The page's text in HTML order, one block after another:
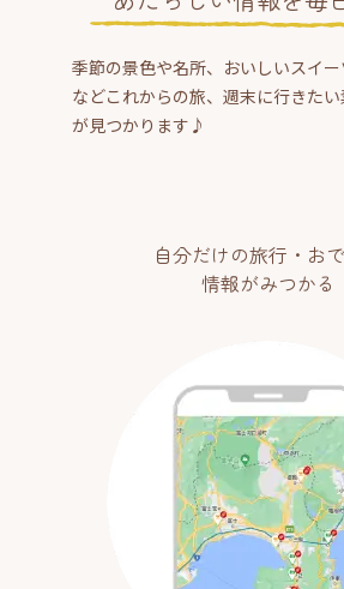
季節の景色や名所、おいしいスイ
などこれからの旅、週末に行きた
が見つかります♪
自分だけの旅行・お
情報がみつかる